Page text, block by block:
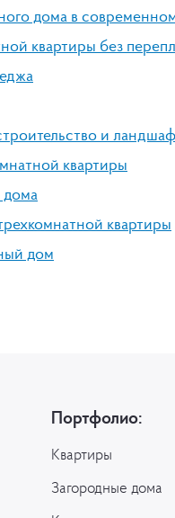
дома в
квартиры без
и
квартиры
дома
квартиры
дом
Портфолио:
Квартиры
Загородные дома